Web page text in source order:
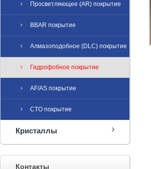
Просветляющее (AR) покрытие
BBAR покрытие
Алмазоподобное (DLC) покрытие
Гидрофобное покрытие
AF/AS покрытие
CTO покрытие
Кристаллы
Контакты